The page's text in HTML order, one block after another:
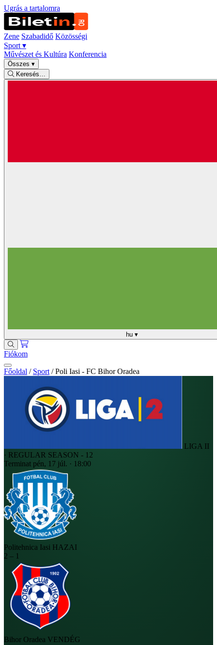
Ugrás a tartalomra
Zene Szabadidő Közösségi
Sport ▾
Művészet és Kultúra Konferencia
Összes ▾
Keresés…
hu ▾
Fiókom
Főoldal / Sport / Poli Iasi - FC Bihor Oradea
LIGA II
· REGULAR SEASON - 12
Terminat pén, 17 júl. · 18:00
Politehnica Iasi HAZAI
2 – 1
Bihor Oradea VENDÉG